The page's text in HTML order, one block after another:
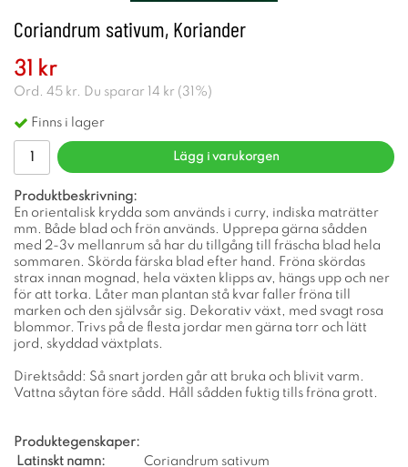
Coriandrum sativum, Koriander
31 kr
Ord. 45 kr. Du sparar 14 kr ( 31 %)
Finns i lager
Lägg i varukorgen
Produktbeskrivning:
En orientalisk krydda som används i curry, indiska maträtter
mm. Både blad och frön används. Upprepa gärna sådden
med 2-3v mellanrum så har du tillgång till fräscha blad hela
sommaren. Skörda färska blad efter hand. Fröna skördas
strax innan mognad, hela växten klipps av, hängs upp och ner
för att torka. Låter man plantan stå kvar faller fröna till
marken och den självsår sig. Dekorativ växt, med svagt rosa
blommor. Trivs på de flesta jordar men gärna torr och lätt
jord, skyddad växtplats.
Direktsådd: Så snart jorden går att bruka och blivit varm.
Vattna såytan före sådd. Håll sådden fuktig tills fröna grott.
Produktegenskaper:
Latinskt namn:
Coriandrum sativum